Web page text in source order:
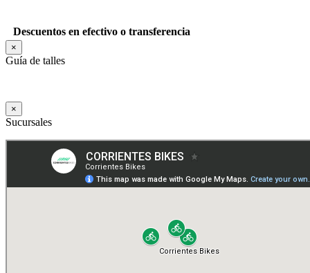
Descuentos en efectivo o transferencia
×
Guía de talles
×
Sucursales